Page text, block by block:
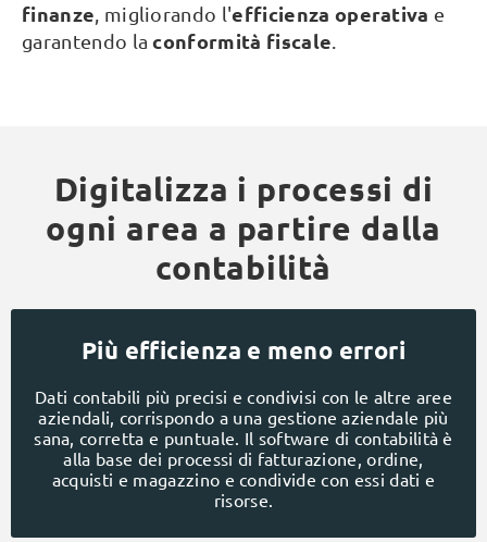
finanze , migliorando l'efficienza operativa e
garantendo laconformità fiscale
Digitalizza i processi di
ogni area a partire dalla
contabilità
Più efficienza e meno errori
Dati contabili più precisi e condivisi con le altre aree
aziendali, corrispondo a una gestione aziendale più
sana, corretta e puntuale. Il software di contabilità è
alla base dei processi di fatturazione, ordine,
acquisti e magazzino e condivide con essi dati e
risorse.